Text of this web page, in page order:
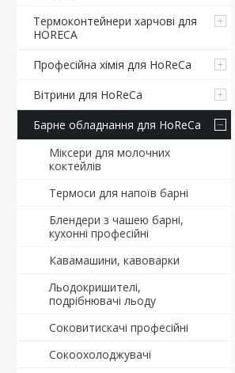
Термоконтейнери харчові для
HORECA
Професійна хімія для HoReCa
Вітрини для HoReCa
Барне обладнання для HoReCa
Міксери для молочних
коктейлів
Термоси для напоїв барні
Блендери з чашею барні,
кухонні професійні
Кавамашини, кавоварки
Льодокришителі,
подрібнювачі льоду
Соковитискачі професійні
Сокоохолоджувачі